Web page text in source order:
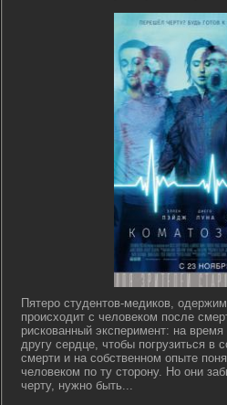
Пятеро студентов-медиков,
происходит с человеком после
рискованный эксперимент: на
другу сердце, чтобы погрузиться в
смерти и на собственном опыте
человеком по ту сторону. Но они
черту, нужно быть...